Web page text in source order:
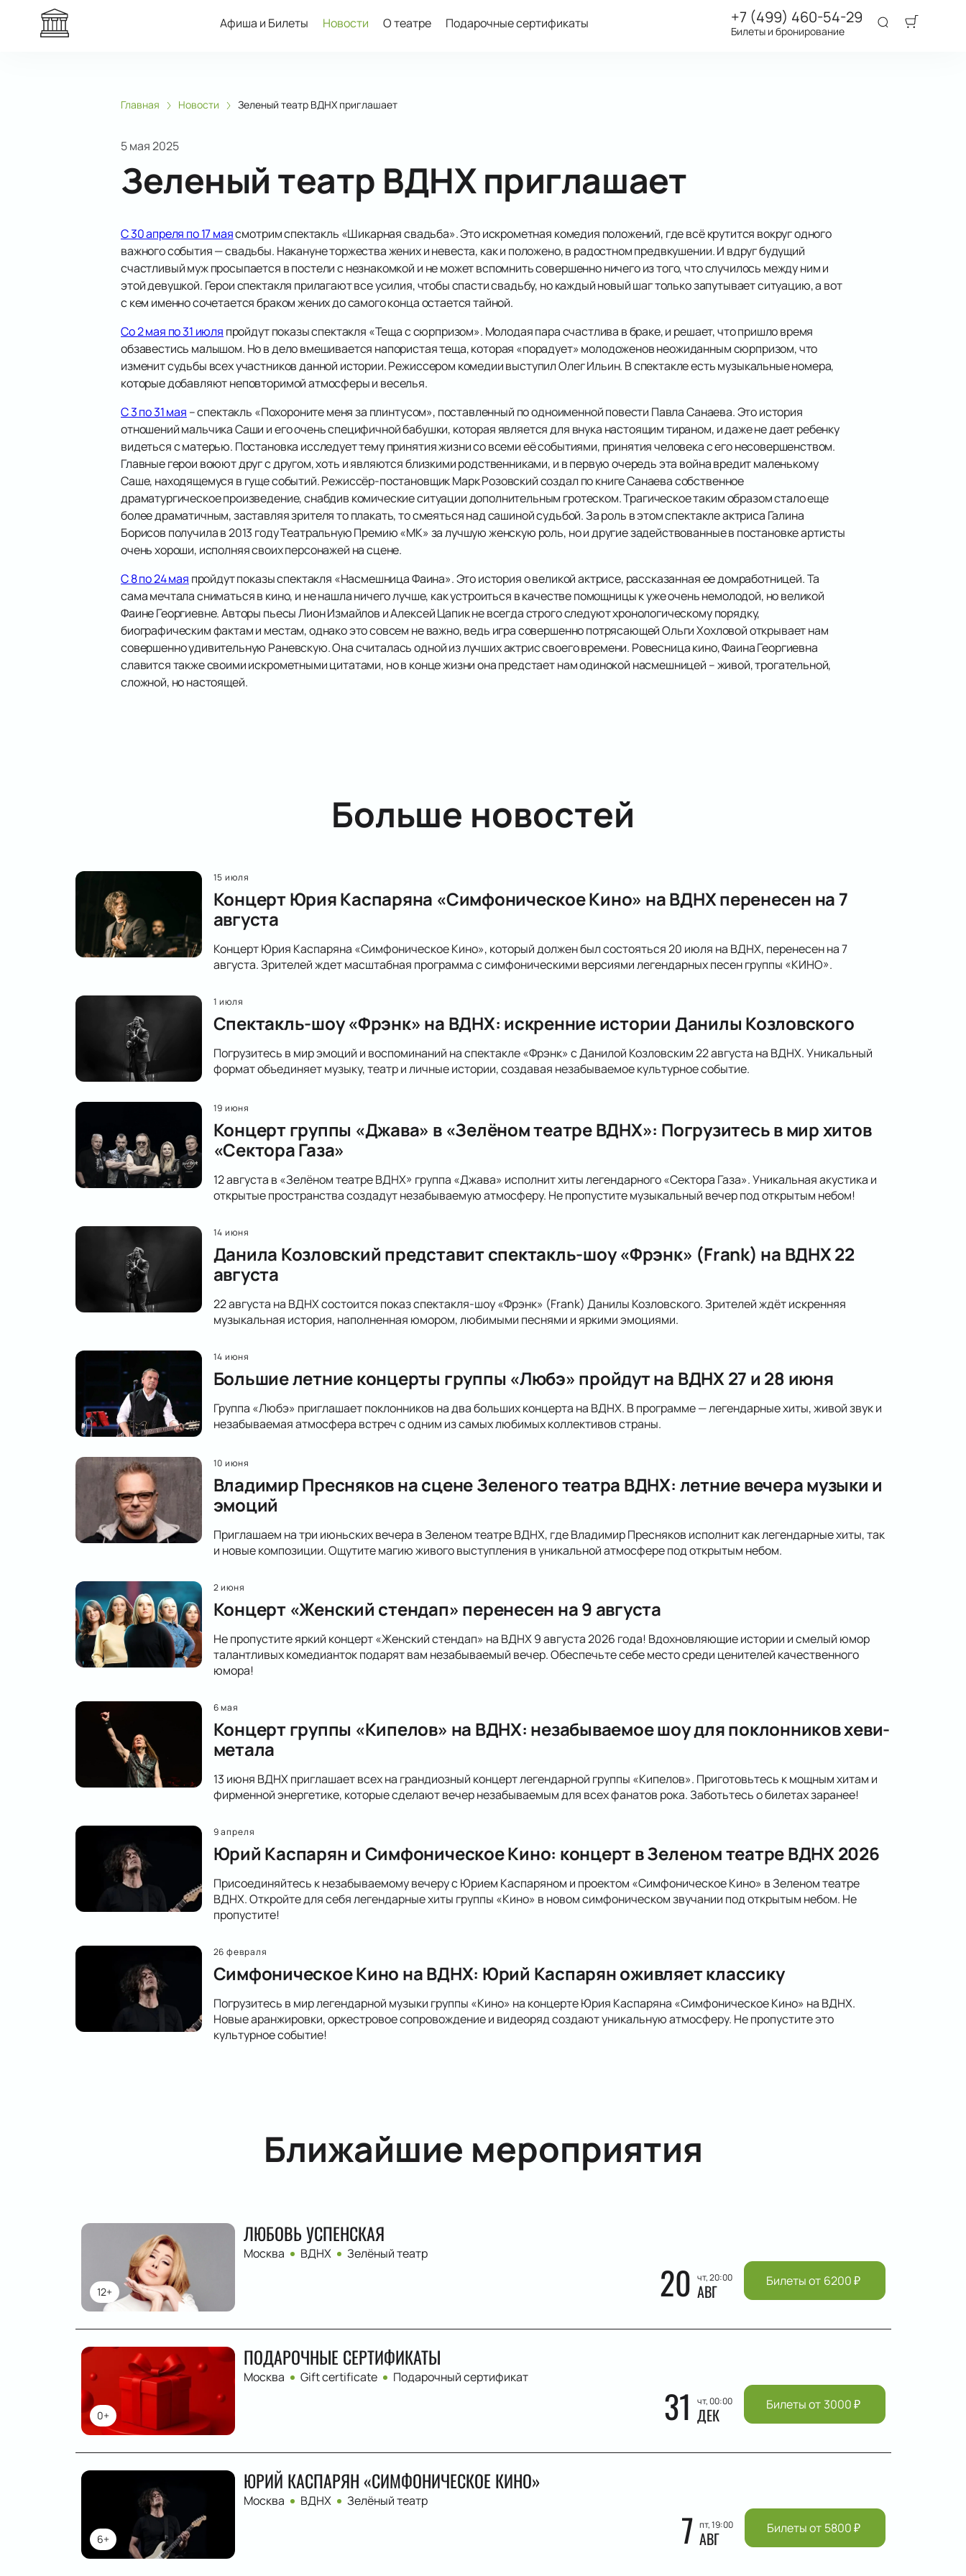
Афиша и Билеты Новости О театре Подарочные сертификаты +7 (499) 460-54-29
Билеты и бронирование
Главная Новости Зеленый театр ВДНХ приглашает
5 мая 2025
Зеленый театр ВДНХ приглашает
С 30 апреля по 17 маясмотрим спектакль «Шикарная свадьба». Это искрометная комедия положений, где всё крутится вокруг одного
важного события — свадьбы. Накануне торжества жених и невеста, как и положено, в радостном предвкушении. И вдруг будущий
счастливый муж просыпается в постели с незнакомкой и не может вспомнить совершенно ничего из того, что случилось между ним и
этой девушкой. Герои спектакля прилагают все усилия, чтобы спасти свадьбу, но каждый новый шаг только запутывает ситуацию, а вот
с кем именно сочетается браком жених до самого конца остается тайной.
Со 2 мая по 31 июля пройдут показы спектакля «Теща с сюрпризом». Молодая пара счастлива в браке, и решает, что пришло время
обзавестись малышом. Но в дело вмешивается напористая теща, которая «порадует» молодоженов неожиданным сюрпризом, что
изменит судьбы всех участников данной истории. Режиссером комедии выступил Олег Ильин. В спектакле есть музыкальные номера,
которые добавляют неповторимой атмосферы и веселья.
С 3 по 31 мая – спектакль «Похороните меня за плинтусом», поставленный по одноименной повести Павла Санаева. Это история
отношений мальчика Саши и его очень специфичной бабушки, которая является для внука настоящим тираном, и даже не дает ребенку
видеться с матерью. Постановка исследует тему принятия жизни со всеми её событиями, принятия человека с его несовершенством.
Главные герои воюют друг с другом, хоть и являются близкими родственниками, и в первую очередь эта война вредит маленькому
Саше, находящемуся в гуще событий. Режиссёр-постановщик Марк Розовский создал по книге Санаева собственное
драматургическое произведение, снабдив комические ситуации дополнительным гротеском. Трагическое таким образом стало еще
более драматичным, заставляя зрителя то плакать, то смеяться над сашиной судьбой. За роль в этом спектакле актриса Галина
Борисов получила в 2013 году Театральную Премию «МК» за лучшую женскую роль, но и другие задействованные в постановке артисты
очень хороши, исполняя своих персонажей на сцене.
С 8 по 24 мая пройдут показы спектакля «Насмешница Фаина». Это история о великой актрисе, рассказанная ее домработницей. Та
сама мечтала сниматься в кино, и не нашла ничего лучше, как устроиться в качестве помощницы к уже очень немолодой, но великой
Фаине Георгиевне. Авторы пьесы Лион Измайлов и Алексей Цапик не всегда строго следуют хронологическому порядку,
биографическим фактам и местам, однако это совсем не важно, ведь игра совершенно потрясающей Ольги Хохловой открывает нам
совершенно удивительную Раневскую. Она считалась одной из лучших актрис своего времени. Ровесница кино, Фаина Георгиевна
славится также своими искрометными цитатами, но в конце жизни она предстает нам одинокой насмешницей – живой, трогательной,
сложной, но настоящей.
Больше новостей
15 июля
Концерт Юрия Каспаряна «Симфоническое Кино» на ВДНХ перенесен на 7
августа
Концерт Юрия Каспаряна «Симфоническое Кино», который должен был состояться 20 июля на ВДНХ, перенесен на 7
августа. Зрителей ждет масштабная программа с симфоническими версиями легендарных песен группы «КИНО».
1 июля
Спектакль-шоу «Фрэнк» на ВДНХ: искренние истории Данилы Козловского
Погрузитесь в мир эмоций и воспоминаний на спектакле «Фрэнк» с Данилой Козловским 22 августа на ВДНХ. Уникальный
формат объединяет музыку, театр и личные истории, создавая незабываемое культурное событие.
19 июня
Концерт группы «Джава» в «Зелёном театре ВДНХ»: Погрузитесь в мир хитов
«Сектора Газа»
12 августа в «Зелёном театре ВДНХ» группа «Джава» исполнит хиты легендарного «Сектора Газа». Уникальная акустика и
открытые пространства создадут незабываемую атмосферу. Не пропустите музыкальный вечер под открытым небом!
14 июня
Данила Козловский представит спектакль-шоу «Фрэнк» (Frank) на ВДНХ 22
августа
22 августа на ВДНХ состоится показ спектакля-шоу «Фрэнк» (Frank) Данилы Козловского. Зрителей ждёт искренняя
музыкальная история, наполненная юмором, любимыми песнями и яркими эмоциями.
14 июня
Большие летние концерты группы «Любэ» пройдут на ВДНХ 27 и 28 июня
Группа «Любэ» приглашает поклонников на два больших концерта на ВДНХ. В программе — легендарные хиты, живой звук и
незабываемая атмосфера встреч с одним из самых любимых коллективов страны.
10 июня
Владимир Пресняков на сцене Зеленого театра ВДНХ: летние вечера музыки и
эмоций
Приглашаем на три июньских вечера в Зеленом театре ВДНХ, где Владимир Пресняков исполнит как легендарные хиты, так
и новые композиции. Ощутите магию живого выступления в уникальной атмосфере под открытым небом.
2 июня
Концерт «Женский стендап» перенесен на 9 августа
Не пропустите яркий концерт «Женский стендап» на ВДНХ 9 августа 2026 года! Вдохновляющие истории и смелый юмор
талантливых комедианток подарят вам незабываемый вечер. Обеспечьте себе место среди ценителей качественного
юмора!
6 мая
Концерт группы «Кипелов» на ВДНХ: незабываемое шоу для поклонников хеви-
метала
13 июня ВДНХ приглашает всех на грандиозный концерт легендарной группы «Кипелов». Приготовьтесь к мощным хитам и
фирменной энергетике, которые сделают вечер незабываемым для всех фанатов рока. Заботьтесь о билетах заранее!
9 апреля
Юрий Каспарян и Симфоническое Кино: концерт в Зеленом театре ВДНХ 2026
Присоединяйтесь к незабываемому вечеру с Юрием Каспаряном и проектом «Симфоническое Кино» в Зеленом театре
ВДНХ. Откройте для себя легендарные хиты группы «Кино» в новом симфоническом звучании под открытым небом. Не
пропустите!
26 февраля
Симфоническое Кино на ВДНХ: Юрий Каспарян оживляет классику
Погрузитесь в мир легендарной музыки группы «Кино» на концерте Юрия Каспаряна «Симфоническое Кино» на ВДНХ.
Новые аранжировки, оркестровое сопровождение и видеоряд создают уникальную атмосферу. Не пропустите это
культурное событие!
Ближайшие мероприятия
12+
ЛЮБОВЬ УСПЕНСКАЯ
Москва ВДНХ Зелёный театр
20 чт, 20:00
АВГ Билеты от 6200₽
0+
ПОДАРОЧНЫЕ СЕРТИФИКАТЫ
Москва Gift certificate Подарочный сертификат
31 чт, 00:00
ДЕК Билеты от 3000₽
6+
ЮРИЙ КАСПАРЯН «СИМФОНИЧЕСКОЕ КИНО»
Москва ВДНХ Зелёный театр
7 пт, 19:00
АВГ Билеты от 5800₽